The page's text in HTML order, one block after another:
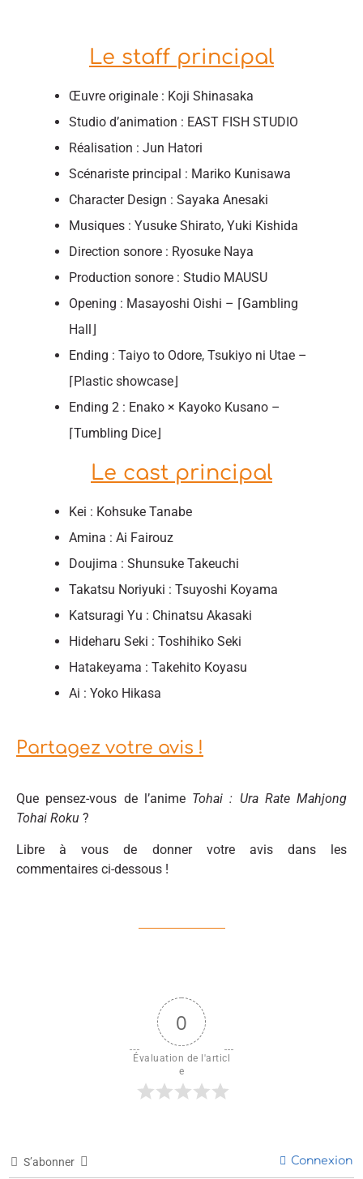
Le staff principal
Œuvre originale : Koji Shinasaka
Studio d’animation : EAST FISH STUDIO
Réalisation : Jun Hatori
Scénariste principal : Mariko Kunisawa
Character Design : Sayaka Anesaki
Musiques : Yusuke Shirato, Yuki Kishida
Direction sonore : Ryosuke Naya
Production sonore : Studio MAUSU
Opening : Masayoshi Oishi – ⌈Gambling
Hall⌋
Ending : Taiyo to Odore, Tsukiyo ni Utae –
⌈Plastic showcase⌋
Ending 2 : Enako × Kayoko Kusano –
⌈Tumbling Dice⌋
Le cast principal
Kei : Kohsuke Tanabe
Amina : Ai Fairouz
Doujima : Shunsuke Takeuchi
Takatsu Noriyuki : Tsuyoshi Koyama
Katsuragi Yu : Chinatsu Akasaki
Hideharu Seki : Toshihiko Seki
Hatakeyama : Takehito Koyasu
Ai : Yoko Hikasa
Partagez votre avis !
Que pensez-vous de l’anime Tohai : Ura Rate Mahjong
Tohai Roku ?
Libre à vous de donner votre avis dans les
commentaires ci-dessous !
0
Évaluation de l'articl
e
S’abonner Connexion